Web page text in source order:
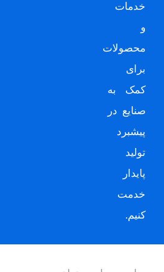
خدمات
و
محصولات
برای
کمک به
صنایع در
پیشبرد
تولید
پایدار
خدمت
کنیم.